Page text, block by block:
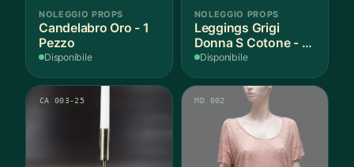
NOLEGGIO PROPS
Candelabro Oro - 1
Pezzo
Disponibile
NOLEGGIO PROPS
Leggings Grigi
Donna S Cotone - 1
Paio
Disponibile
CA 003-25 MD 002